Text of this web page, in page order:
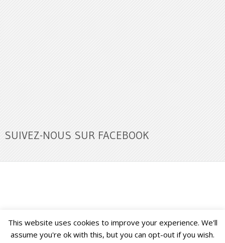
SUIVEZ-NOUS SUR FACEBOOK
Buzz Ultra Copyright © 2026. Back to Top ↑
This website uses cookies to improve your experience. We'll
assume you're ok with this, but you can opt-out if you wish.